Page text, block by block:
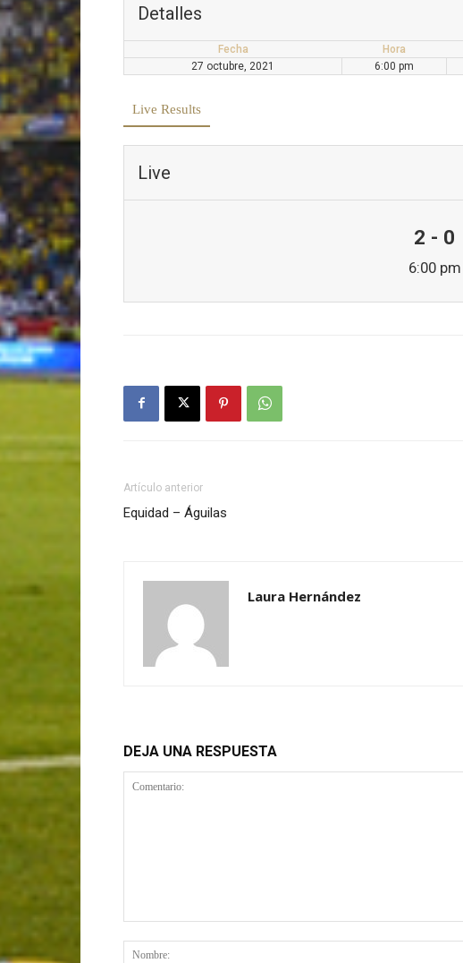
Detalles
Fecha Hora
27 octubre, 2021
6:00 pm
Live Results
Live
2 - 0
6:00 pm
Artículo anterior
Equidad – Águilas
Laura Hernández
DEJA UNA RESPUESTA